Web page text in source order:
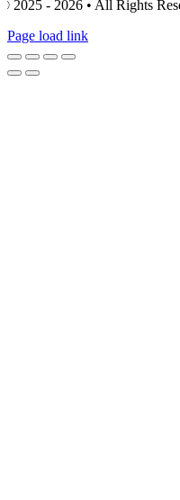
© 2025 - 2026 • All Rights
Page load link